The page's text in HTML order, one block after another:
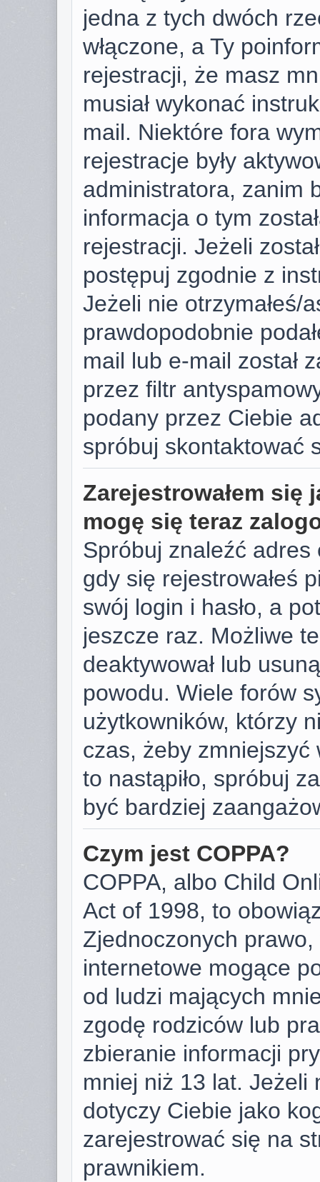
jedna z tych dwóch
włączone, a Ty
rejestracji, że masz
musiał wykonać
mail. Niektóre fora
rejestracje były
administratora, zanim
informacja o tym
rejestracji. Jeżeli
postępuj zgodnie z
Jeżeli nie otrzymałeś/
prawdopodobnie
mail lub e-mail został
przez filtr
podany przez Ciebie
spróbuj skontaktować
Zarejestrowałem się
mogę się teraz
Spróbuj znaleźć adres
gdy się rejestrowałeś
swój login i hasło, a
jeszcze raz. Możliwe
deaktywował lub
powodu. Wiele forów
użytkowników, którzy
czas, żeby
to nastąpiło, spróbuj
być bardziej
Czym jest COPPA?
COPPA, albo Child
Act of 1998, to
Zjednoczonych
internetowe mogące
od ludzi mających
zgodę rodziców lub
zbieranie informacji
mniej niż 13 lat. Jeżeli
dotyczy Ciebie jako
zarejestrować się na
prawnikiem.